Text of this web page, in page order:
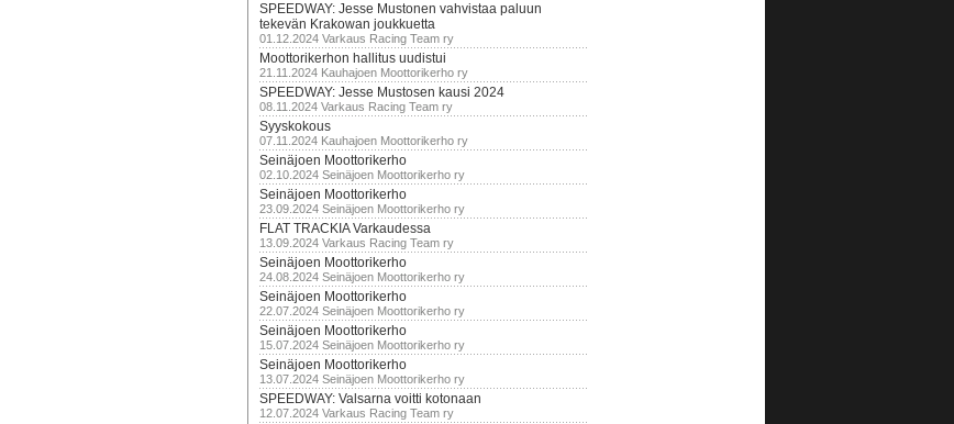
SPEEDWAY: Jesse Mustonen vahvistaa paluun
tekevän Krakowan joukkuetta
01.12.2024 Varkaus Racing Team ry
Moottorikerhon hallitus uudistui
21.11.2024 Kauhajoen Moottorikerho ry
SPEEDWAY: Jesse Mustosen kausi 2024
08.11.2024 Varkaus Racing Team ry
Syyskokous
07.11.2024 Kauhajoen Moottorikerho ry
Seinäjoen Moottorikerho
02.10.2024 Seinäjoen Moottorikerho ry
Seinäjoen Moottorikerho
23.09.2024 Seinäjoen Moottorikerho ry
FLAT TRACKIA Varkaudessa
13.09.2024 Varkaus Racing Team ry
Seinäjoen Moottorikerho
24.08.2024 Seinäjoen Moottorikerho ry
Seinäjoen Moottorikerho
22.07.2024 Seinäjoen Moottorikerho ry
Seinäjoen Moottorikerho
15.07.2024 Seinäjoen Moottorikerho ry
Seinäjoen Moottorikerho
13.07.2024 Seinäjoen Moottorikerho ry
SPEEDWAY: Valsarna voitti kotonaan
12.07.2024 Varkaus Racing Team ry